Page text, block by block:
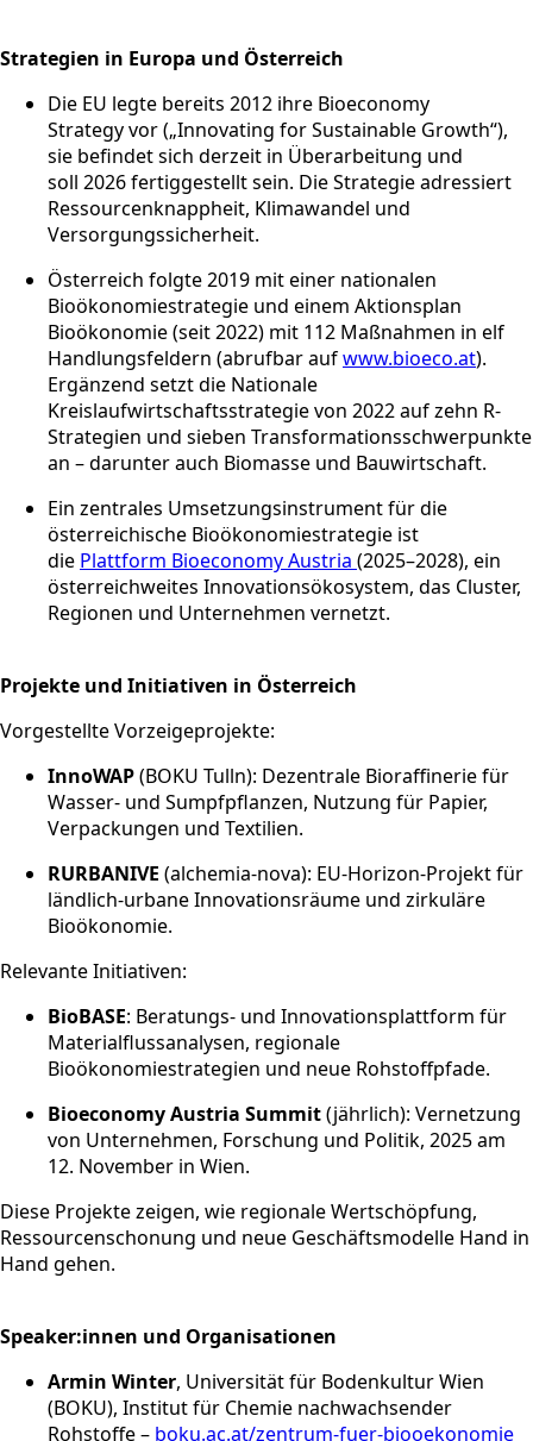
Strategien in Europa und Österreich
Die EU legte bereits 2012 ihre Bioeconomy
Strategy vor („Innovating for Sustainable Growth“),
sie befindet sich derzeit in Überarbeitung und
soll 2026 fertiggestellt sein. Die Strategie adressiert
Ressourcenknappheit, Klimawandel und
Versorgungssicherheit.
Österreich folgte 2019 mit einer nationalen
Bioökonomiestrategie und einem Aktionsplan
Bioökonomie (seit 2022) mit 112 Maßnahmen in elf
Handlungsfeldern (abrufbar aufwww.bioeco.at).
Ergänzend setzt die Nationale
Kreislaufwirtschaftsstrategie von 2022 auf zehn R-
Strategien und sieben Transformationsschwerpunkte
an – darunter auch Biomasse und Bauwirtschaft.
Ein zentrales Umsetzungsinstrument für die
österreichische Bioökonomiestrategie ist
die Plattform Bioeconomy Austria (2025–2028), ein
österreichweites Innovationsökosystem, das Cluster,
Regionen und Unternehmen vernetzt.
Projekte und Initiativen in Österreich
Vorgestellte Vorzeigeprojekte:
InnoWAP(BOKU Tulln): Dezentrale Bioraffinerie für
Wasser- und Sumpfpflanzen, Nutzung für Papier,
Verpackungen und Textilien.
RURBANIVE (alchemia-nova): EU-Horizon-Projekt für
ländlich-urbane Innovationsräume und zirkuläre
Bioökonomie.
Relevante Initiativen:
BioBASE: Beratungs- und Innovationsplattform für
Materialflussanalysen, regionale
Bioökonomiestrategien und neue Rohstoffpfade.
Bioeconomy Austria Summit(jährlich): Vernetzung
von Unternehmen, Forschung und Politik, 2025 am
12. November in Wien.
Diese Projekte zeigen, wie regionale Wertschöpfung,
Ressourcenschonung und neue Geschäftsmodelle Hand in
Hand gehen.
Speaker:innen und Organisationen
Armin Winter, Universität für Bodenkultur Wien
(BOKU), Institut für Chemie nachwachsender
Rohstoffe – boku.ac.at/zentrum-fuer-biooekonomie